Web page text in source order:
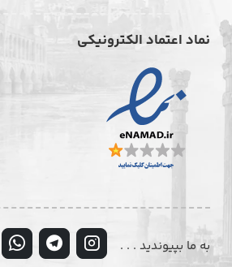
نماد اعتماد الکترونیکی
به ما بپیوندید . . .